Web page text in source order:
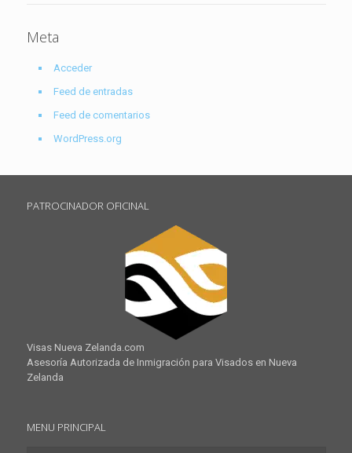
Meta
Acceder
Feed de entradas
Feed de comentarios
WordPress.org
PATROCINADOR OFICINAL
Visas Nueva Zelanda.com
Asesoría Autorizada de Inmigración para Visados en Nueva
Zelanda
MENU PRINCIPAL